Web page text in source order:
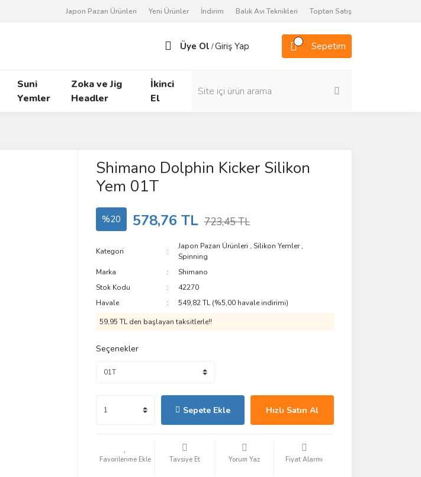
Japon Pazarı Ürünleri Yeni Ürünler İndirim Balık Avı Teknikleri Toptan Satış
Üye Ol /Giriş Yap Sepetim
Suni
Yemler
Zoka ve Jig
Headler
İkinci
El
Shimano Dolphin Kicker Silikon
Yem 01T
%20 578,76 TL 723,45 TL
Kategori
Japon Pazarı Ürünleri ,Silikon Yemler,
Spinning
Marka
Shimano
Stok Kodu
42270
Havale
549,82 TL (%5,00 havale indirimi)
59,95 TL den başlayan taksitlerle!!
Seçenekler
Sepete Ekle Hızlı Satın Al
Tavsiye Et Yorum Yaz Fiyat Alarmı